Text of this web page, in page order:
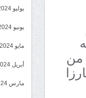
من
يوليو 2024
يونيو 2024
مايو 2024
أبريل 2024
مارس 2024